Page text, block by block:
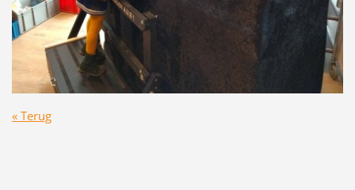
« Terug